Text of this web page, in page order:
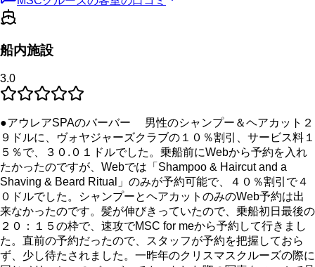
船内施設
3.0
●アウレアSPAのバーバー 男性のシャンプー＆ヘアカット２
９ドルに、ヴォヤジャーズクラブの１０％割引、サービス料１
５％で、３０.０１ドルでした。乗船前にWebから予約を入れ
たかったのですが、Webでは「Shampoo & Haircut and a
Shaving & Beard Ritual」のみが予約可能で、４０％割引で４
０ドルでした。シャンプーとヘアカットのみのWeb予約は出
来なかったのです。髪が伸びきっていたので、乗船初日最後の
２０：１５の枠で、速攻でMSC for meから予約して行きまし
た。直前の予約だったので、スタッフが予約を把握しておら
ず、少し待たされました。一昨年のクリスマスクルーズの際に